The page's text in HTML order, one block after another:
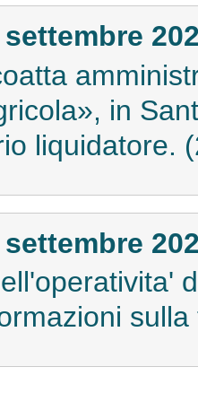
settembre
in
liquidatore.
settembre